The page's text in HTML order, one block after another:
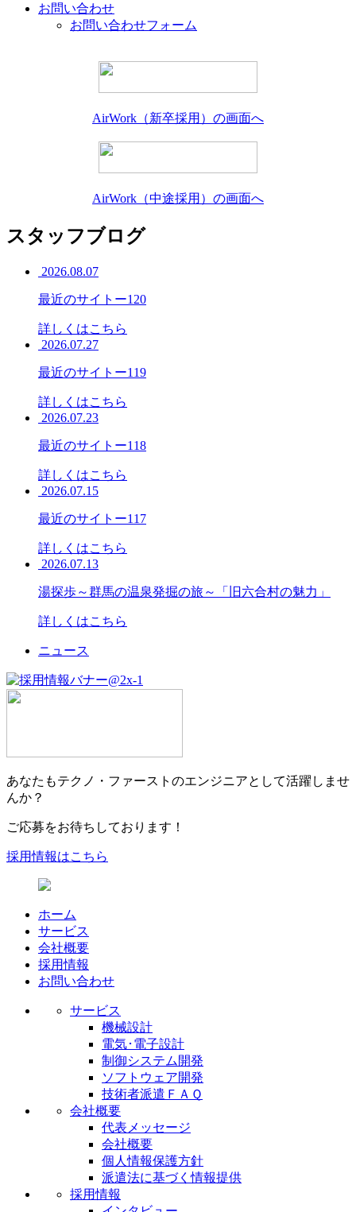
お問い合わせ
お問い合わせフォーム
AirWork（新卒採用）の画面へ
AirWork（中途採用）の画面へ
スタッフブログ
2026.08.07
最近のサイトー120
詳しくはこちら
2026.07.27
最近のサイトー119
詳しくはこちら
2026.07.23
最近のサイトー118
詳しくはこちら
2026.07.15
最近のサイトー117
詳しくはこちら
2026.07.13
湯探歩～群馬の温泉発掘の旅～「旧六合村の魅力」
詳しくはこちら
ニュース
あなたもテクノ・ファーストのエンジニアとして活躍しませ
んか？
ご応募をお待ちしております！
採用情報はこちら
ホーム
サービス
会社概要
採用情報
お問い合わせ
サービス
機械設計
電気･電子設計
制御システム開発
ソフトウェア開発
技術者派遣ＦＡＱ
会社概要
代表メッセージ
会社概要
個人情報保護方針
派遣法に基づく情報提供
採用情報